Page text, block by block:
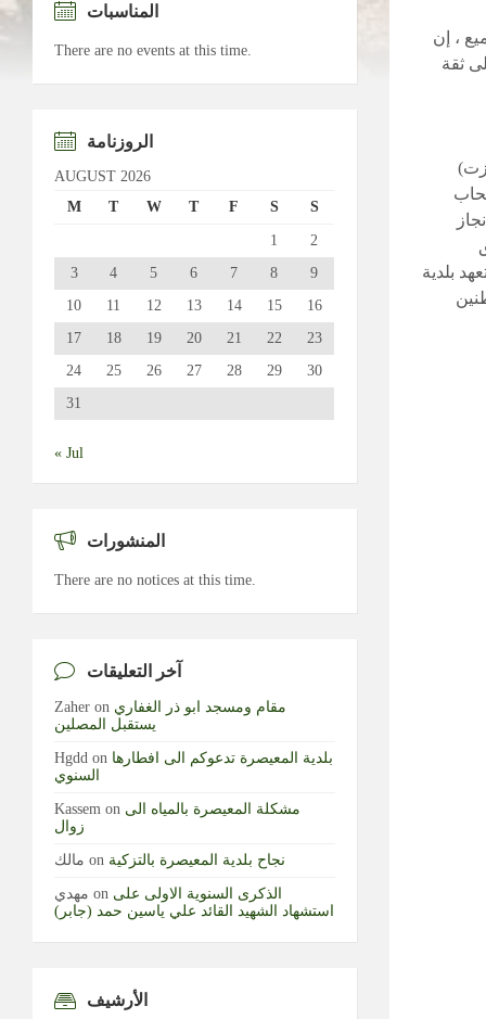
، إن
ثقة
بلدية
المناسبات
There are no events at this time.
الروزنامة
AUGUST 2026
M
T W T F S S
1
2
3
4 5 6 7 8
9
10
11 12 13 14 15
16
17
18 19 20 21 22
23
24
25 26 27 28 29
30
31
« Jul
المنشورات
There are no notices at this time.
آخر التعليقات
Zaher on مقام ومسجد ابو ذر الغفاري
يستقبل المصلين
Hgdd on بلدية المعيصرة تدعوكم الى افطارها
السنوي
Kassem on مشكلة المعيصرة بالمياه الى
زوال
مالك on نجاح بلدية المعيصرة بالتزكية
مهدي on الذكرى السنوية الاولى على
استشهاد الشهيد القائد علي ياسين حمد (جابر)
الأرشيف